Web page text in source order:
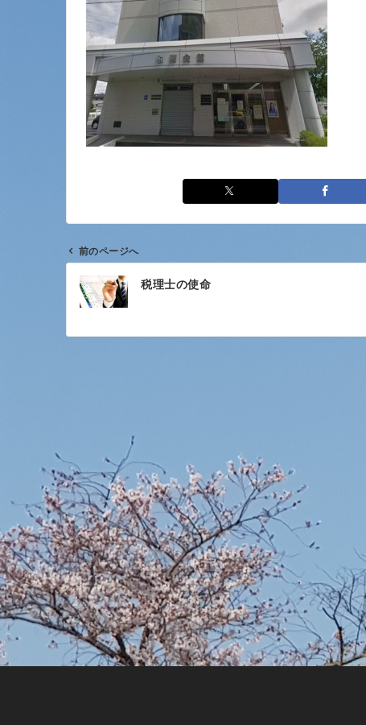
ビ
前のページへ
税理士の使命